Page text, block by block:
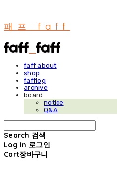
패프 faff
faff about
shop
fafflog
archive
board
notice
Q&A
Search 검색
Log In 로그인
Cart장바구니